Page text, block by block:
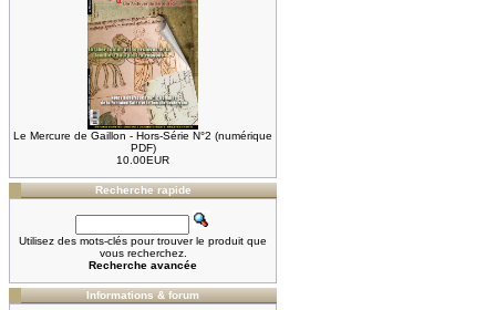
Le Mercure de Gaillon - Hors-Série N°2 (numérique
PDF)
10.00EUR
Recherche rapide
Utilisez des mots-clés pour trouver le produit que
vous recherchez.
Recherche avancée
Informations & forum